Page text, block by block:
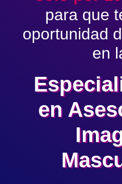
La buena
es que la
solo por
para que
oportunidad
en
en